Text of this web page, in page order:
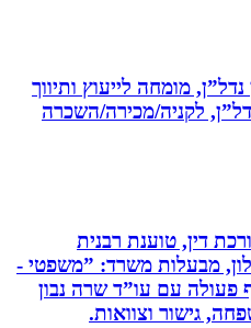
מומחה לייעוץ ותיווך
לקניה/מכירה/השכרה
טוענת רבנית
משרד: ”משפטי -
עם עו”ד שרה נבון
וצוואות.